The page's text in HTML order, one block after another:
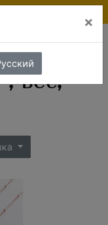
Золотые цепи
вес,
×